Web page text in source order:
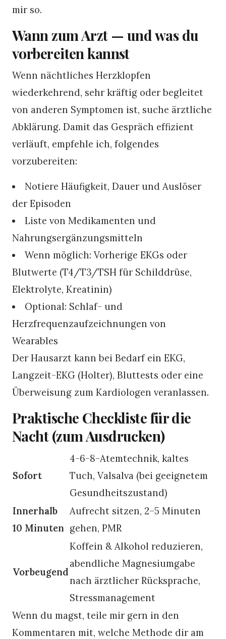
mir so.
Wann zum Arzt — und was du
vorbereiten kannst
Wenn nächtliches Herzklopfen
wiederkehrend, sehr kräftig oder begleitet
von anderen Symptomen ist, suche ärztliche
Abklärung. Damit das Gespräch effizient
verläuft, empfehle ich, folgendes
vorzubereiten:
Notiere Häufigkeit, Dauer und Auslöser
der Episoden
Liste von Medikamenten und
Nahrungsergänzungsmitteln
Wenn möglich: Vorherige EKGs oder
Blutwerte (T4/T3/TSH für Schilddrüse,
Elektrolyte, Kreatinin)
Optional: Schlaf- und
Herzfrequenzaufzeichnungen von
Wearables
Der Hausarzt kann bei Bedarf ein EKG,
Langzeit-EKG (Holter), Bluttests oder eine
Überweisung zum Kardiologen veranlassen.
Praktische Checkliste für die
Nacht (zum Ausdrucken)
Sofort
4-6-8-Atemtechnik, kaltes
Tuch, Valsalva (bei geeignetem
Gesundheitszustand)
Innerhalb
10 Minuten
Aufrecht sitzen, 2–5 Minuten
gehen, PMR
Vorbeugend
Koffein & Alkohol reduzieren,
abendliche Magnesiumgabe
nach ärztlicher Rücksprache,
Stressmanagement
Wenn du magst, teile mir gern in den
Kommentaren mit, welche Methode dir am